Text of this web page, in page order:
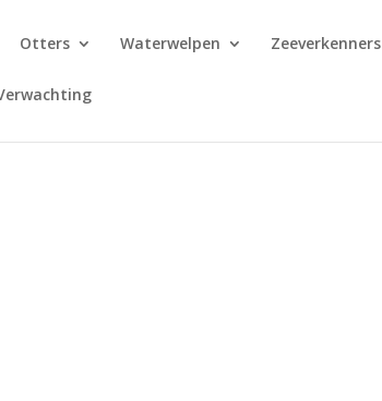
Otters Waterwelpen Zeeverkenners